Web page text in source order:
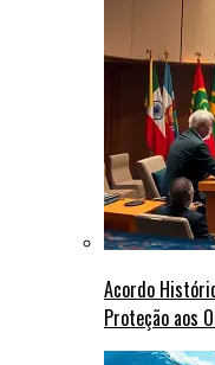
Acordo
Proteção aos